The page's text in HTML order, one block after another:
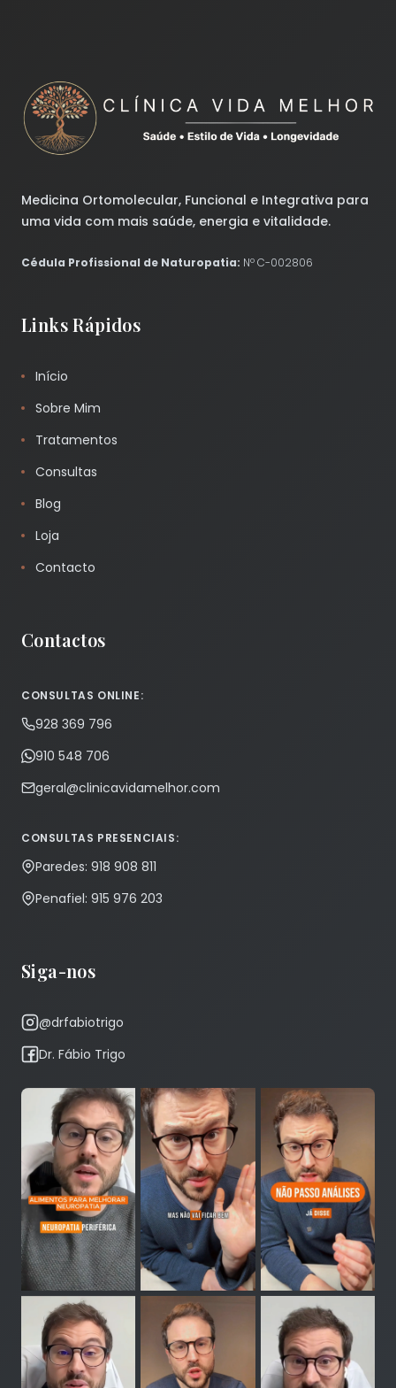
Medicina Ortomolecular, Funcional e Integrativa para
uma vida com mais saúde, energia e vitalidade.
Cédula Profissional de Naturopatia: Nº C-002806
Links Rápidos
Início
Sobre Mim
Tratamentos
Consultas
Blog
Loja
Contacto
Contactos
CONSULTAS ONLINE:
928 369 796
910 548 706
geral@clinicavidamelhor.com
CONSULTAS PRESENCIAIS:
Paredes: 918 908 811
Penafiel: 915 976 203
Siga-nos
@drfabiotrigo
Dr. Fábio Trigo